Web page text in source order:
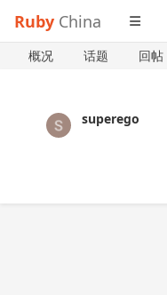
Ruby China
概况 话题 回帖
superego